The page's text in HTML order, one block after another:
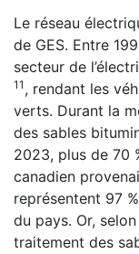
Le réseau
de GES. Entre
secteur de
⁠11 , rendant les
verts. Durant la
des sables
2023, plus de 70
canadien
représentent 97
du pays. Or,
traitement des